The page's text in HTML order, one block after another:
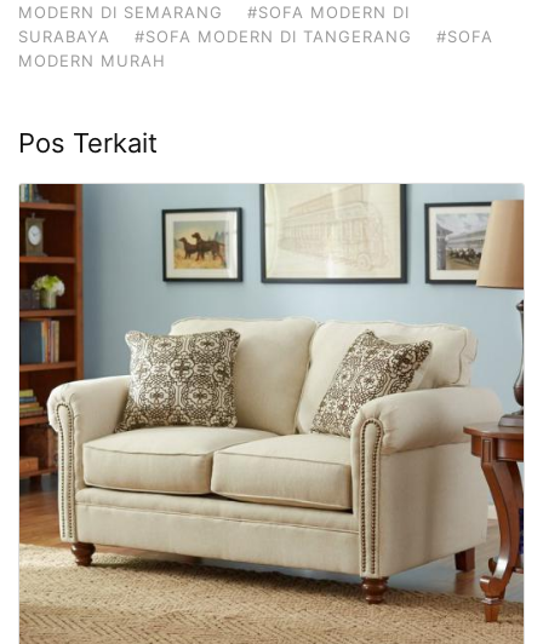
MODERN DI SEMARANG
#SOFA MODERN DI
SURABAYA
#SOFA MODERN DI TANGERANG
#SOFA
MODERN MURAH
Pos Terkait